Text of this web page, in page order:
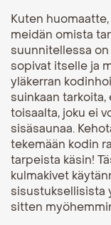
Kuten
meidän omista
suunnitellessa
sopivat itselle ja
yläkerran
suinkaan
toisaalta, joku ei
sisäsaunaa.
tekemään kodin
tarpeista käsin!
kulmakivet
sisustuksellisista
sitten